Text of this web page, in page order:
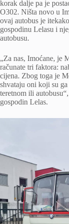
korak dalje pa je
O302. Ništa novo u
ovaj autobus je
gospodinu Lelasu i
autobusu.
„Za nas, Imoćane, je
računate tri faktora:
cijena. Zbog toga je
shvataju oni koji su
teretnom ili
gospodin Lelas.